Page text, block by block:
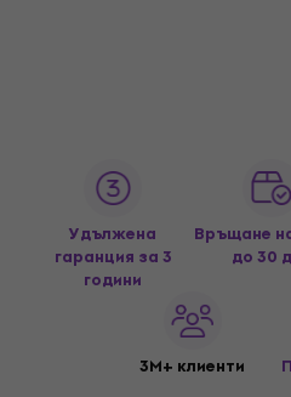
Удължена
гаранция за 3
години
Връщане
до 30
3M+ клиенти